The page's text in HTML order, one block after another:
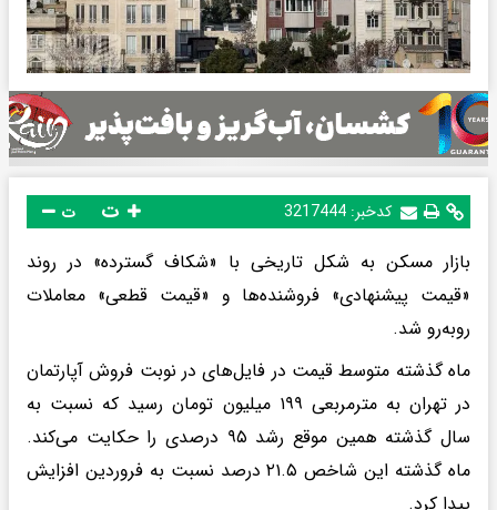
کدخبر: 3217444 ت
بازار مسکن به شکل تاریخی با «شکاف گسترده» در روند
«قیمت پیشنهادی» فروشنده‌ها و «قیمت قطعی» معاملات
روبه‌رو شد.
ماه گذشته متوسط قیمت در فایل‌های در نوبت فروش آپارتمان
در تهران به مترمربعی ۱۹۹ میلیون تومان رسید که نسبت به
سال گذشته همین موقع رشد ۹۵ درصدی را حکایت می‌کند.
ماه گذشته این شاخص ۲۱.۵ درصد نسبت به فروردین افزایش
پیدا کرد.